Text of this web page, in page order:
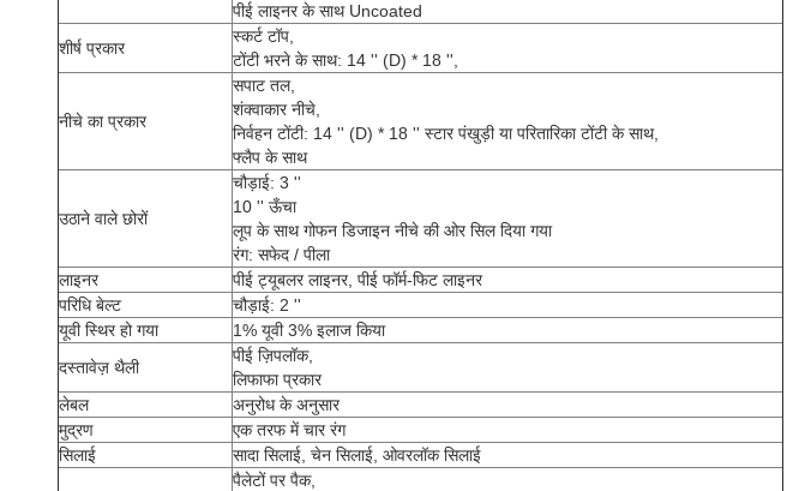
पीई लाइनर के साथ Uncoated
शीर्ष प्रकार
स्कर्ट टॉप,
टोंटी भरने के साथ: 14 '' (D) * 18 '',
नीचे का प्रकार
सपाट तल,
शंक्वाकार नीचे,
निर्वहन टोंटी: 14 '' (D) * 18 '' स्टार पंखुड़ी या परितारिका टोंटी के साथ,
फ्लैप के साथ
उठाने वाले छोरों
चौड़ाई: 3 ''
10 '' ऊँचा
लूप के साथ गोफन डिजाइन नीचे की ओर सिल दिया गया
रंग: सफेद / पीला
लाइनर
पीई ट्यूबलर लाइनर, पीई फॉर्म-फिट लाइनर
परिधि बेल्ट
चौड़ाई: 2 ''
यूवी स्थिर हो गया
1% यूवी 3% इलाज किया
दस्तावेज़ थैली
पीई ज़िपलॉक,
लिफाफा प्रकार
लेबल
अनुरोध के अनुसार
मुद्रण
एक तरफ में चार रंग
सिलाई
सादा सिलाई, चेन सिलाई, ओवरलॉक सिलाई
पैलेटों पर पैक,